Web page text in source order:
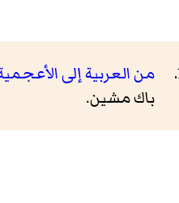
من العربية إلى
باك مشين.